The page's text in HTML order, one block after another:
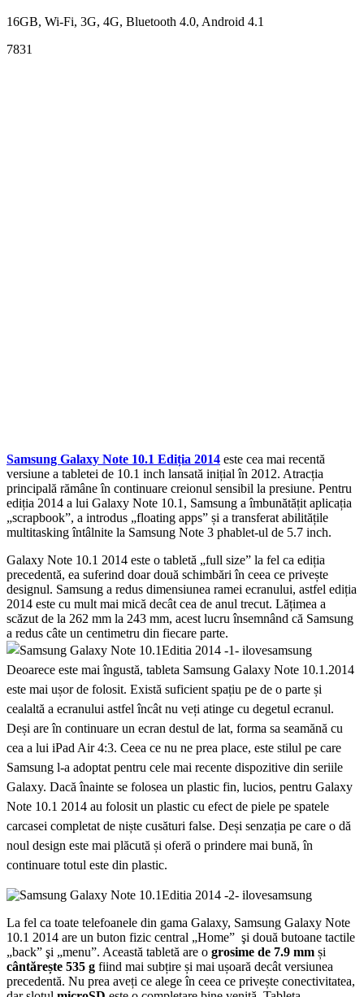
16GB, Wi-Fi, 3G, 4G, Bluetooth 4.0, Android 4.1
7831
Samsung Galaxy Note 10.1 Ediția 2014 este cea mai recentă
versiune a tabletei de 10.1 inch lansată inițial în 2012. Atracția
principală rămâne în continuare creionul sensibil la presiune. Pentru
ediția 2014 a lui Galaxy Note 10.1, Samsung a îmbunătățit aplicația
„scrapbook”, a introdus „floating apps” și a transferat abilitățile
multitasking întâlnite la Samsung Note 3 phablet-ul de 5.7 inch.
Galaxy Note 10.1 2014 este o tabletă „full size” la fel ca ediția
precedentă, ea suferind doar două schimbări în ceea ce privește
designul. Samsung a redus dimensiunea ramei ecranului, astfel ediția
2014 este cu mult mai mică decât cea de anul trecut. Lățimea a
scăzut de la 262 mm la 243 mm, acest lucru însemnând că Samsung
a redus câte un centimetru din fiecare parte.
Deoarece este mai îngustă, tableta Samsung Galaxy Note 10.1.2014
este mai ușor de folosit. Există suficient spațiu pe de o parte și
cealaltă a ecranului astfel încât nu veți atinge cu degetul ecranul.
Deși are în continuare un ecran destul de lat, forma sa seamănă cu
cea a lui iPad Air 4:3. Ceea ce nu ne prea place, este stilul pe care
Samsung l-a adoptat pentru cele mai recente dispozitive din seriile
Galaxy. Dacă înainte se folosea un plastic fin, lucios, pentru Galaxy
Note 10.1 2014 au folosit un plastic cu efect de piele pe spatele
carcasei completat de niște cusături false. Deși senzația pe care o dă
noul design este mai plăcută și oferă o prindere mai bună, în
continuare totul este din plastic.
La fel ca toate telefoanele din gama Galaxy, Samsung Galaxy Note
10.1 2014 are un buton fizic central „Home” şi două butoane tactile
„back” şi „menu”. Această tabletă are o grosime de 7.9 mm și
cântărește 535 g fiind mai subțire și mai ușoară decât versiunea
precedentă. Nu prea aveți ce alege în ceea ce privește conectivitatea,